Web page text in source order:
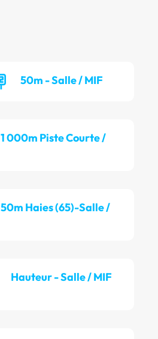
50m - Salle / MIF
1 000m Piste Courte /
50m Haies (65)-Salle /
Hauteur - Salle / MIF